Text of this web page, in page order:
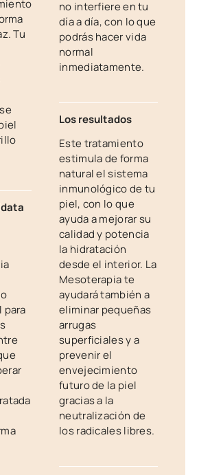
Tu
para
no interfiere en tu
día a día, con lo que
podrás hacer vida
normal
inmediatamente.
Los resultados
Este tratamiento
estimula de forma
natural el sistema
inmunológico de tu
piel, con lo que
ayuda a mejorar su
calidad y potencia
la hidratación
desde el interior. La
Mesoterapia te
ayudará también a
eliminar pequeñas
arrugas
superficiales y a
prevenir el
envejecimiento
futuro de la piel
gracias a la
neutralización de
los radicales libres.